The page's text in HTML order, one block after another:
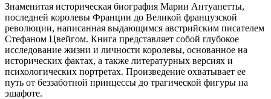
Знаменитая историческая биография Марии Антуанетты,
последней королевы Франции до Великой французской
революции, написанная выдающимся австрийским писателем
Стефаном Цвейгом. Книга представляет собой глубокое
исследование жизни и личности королевы, основанное на
исторических фактах, а также литературных версиях и
психологических портретах. Произведение охватывает ее
путь от беззаботной принцессы до трагической фигуры на
эшафоте.